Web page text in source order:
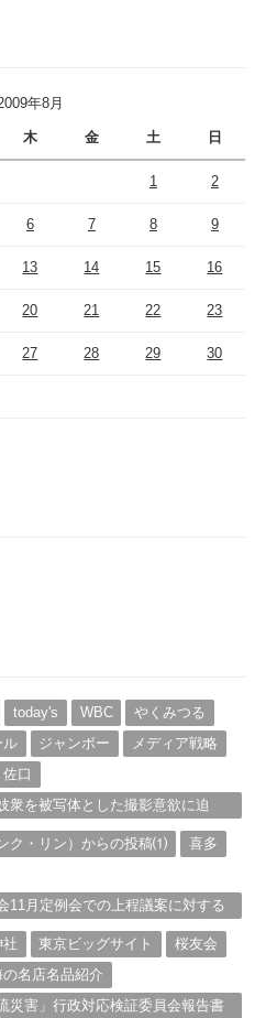
年8月
木 金 土 日
1 2
6 7 8 9
13 14 15 16
20 21 22 23
27 28 29 30
today's WBC
やくみつる
ル ジャンボー
メディア戦略
佐口
衆を被写体とした撮影意欲に迫
ク・リン）からの投稿⑴
喜多
11月定例会での上程議案に対する
東京ビッグサイト
桜友会
の名店名品紹介
災害」行政対応検証委員会報告書